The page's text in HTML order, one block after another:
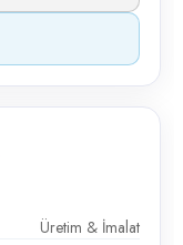
Üretim & İmalat